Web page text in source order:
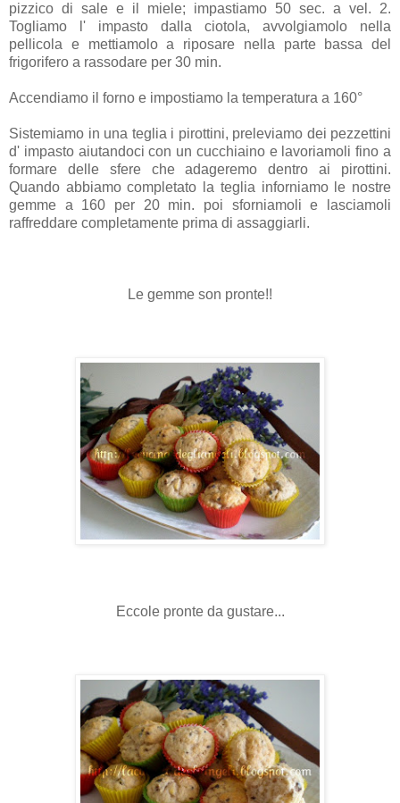
pizzico di sale e il miele; impastiamo 50 sec. a vel. 2.
Togliamo l' impasto dalla ciotola, avvolgiamolo nella
pellicola e mettiamolo a riposare nella parte bassa del
frigorifero a rassodare per 30 min.
Accendiamo il forno e impostiamo la temperatura a 160°
Sistemiamo in una teglia i pirottini, preleviamo dei pezzettini
d' impasto aiutandoci con un cucchiaino e lavoriamoli fino a
formare delle sfere che adageremo dentro ai pirottini.
Quando abbiamo completato la teglia inforniamo le nostre
gemme a 160 per 20 min. poi sforniamoli e lasciamoli
raffreddare completamente prima di assaggiarli.
Le gemme son pronte!!
Eccole pronte da gustare...